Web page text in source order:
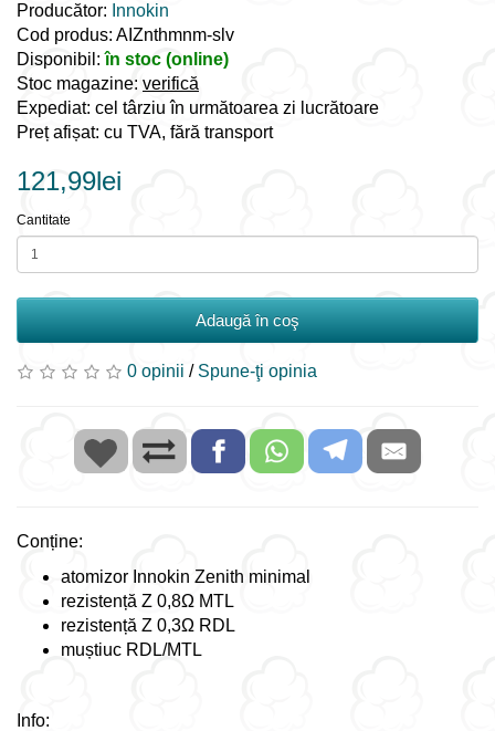
Producător: Innokin
Cod produs: AIZnthmnm-slv
Disponibil:în stoc (online)
Stoc magazine: verifică
Expediat: cel târziu în următoarea zi lucrătoare
Preț afișat: cu TVA, fără transport
121,99lei
Cantitate
Adaugă în coş
0 opinii / Spune-ţi opinia
Conține:
atomizor Innokin Zenith minimal
rezistență Z 0,8Ω MTL
rezistență Z 0,3Ω RDL
muștiuc RDL/MTL
Info: